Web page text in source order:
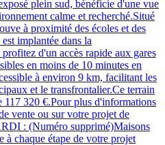
plein sud, bénéficie d'une vue
calme et recherché.Situé
à proximité des écoles et des
implantée dans la
d'un accès rapide aux gares
en moins de 10 minutes en
à environ 9 km, facilitant les
et le transfrontalier.Ce terrain
117 320 €.Pour plus d'informations
vente ou sur votre projet de
: (Numéro supprimé)Maisons
chaque étape de votre projet